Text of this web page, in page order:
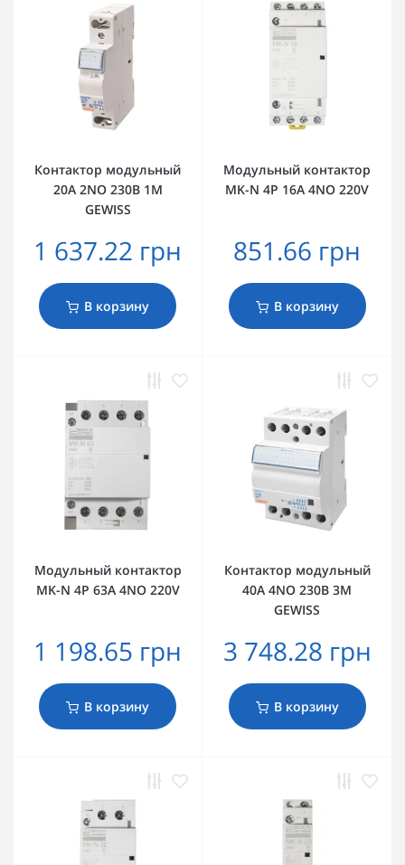
Контактор модульный
20A 2NO 230В 1M
GEWISS
1 637.22 грн
В корзину
Модульный контактор
MK-N 4P 16A 4NO 220V
851.66 грн
В корзину
Модульный контактор
MK-N 4P 63A 4NO 220V
1 198.65 грн
В корзину
Контактор модульный
40A 4NO 230В 3M
GEWISS
3 748.28 грн
В корзину